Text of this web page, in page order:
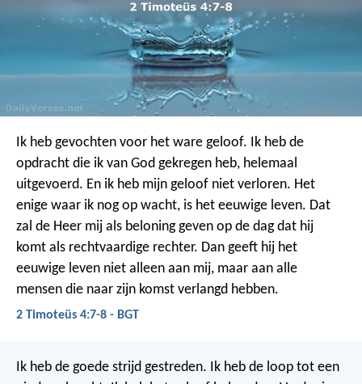
Ik heb gevochten voor het ware geloof. Ik heb de
opdracht die ik van God gekregen heb, helemaal
uitgevoerd. En ik heb mijn geloof niet verloren. Het
enige waar ik nog op wacht, is het eeuwige leven. Dat
zal de Heer mij als beloning geven op de dag dat hij
komt als rechtvaardige rechter. Dan geeft hij het
eeuwige leven niet alleen aan mij, maar aan alle
mensen die naar zijn komst verlangd hebben.
2 Timoteüs 4:7-8 - BGT
Ik heb de goede strijd gestreden. Ik heb de loop tot een